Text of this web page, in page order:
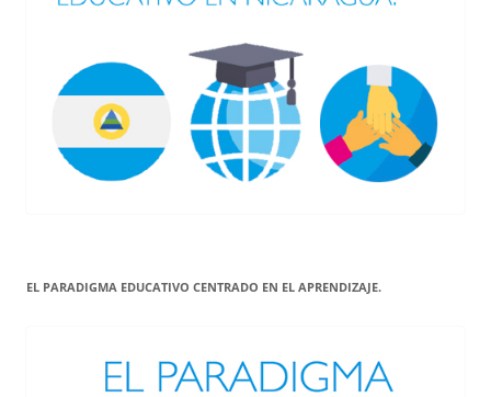
EL PARADIGMA EDUCATIVO CENTRADO EN EL APRENDIZAJE.